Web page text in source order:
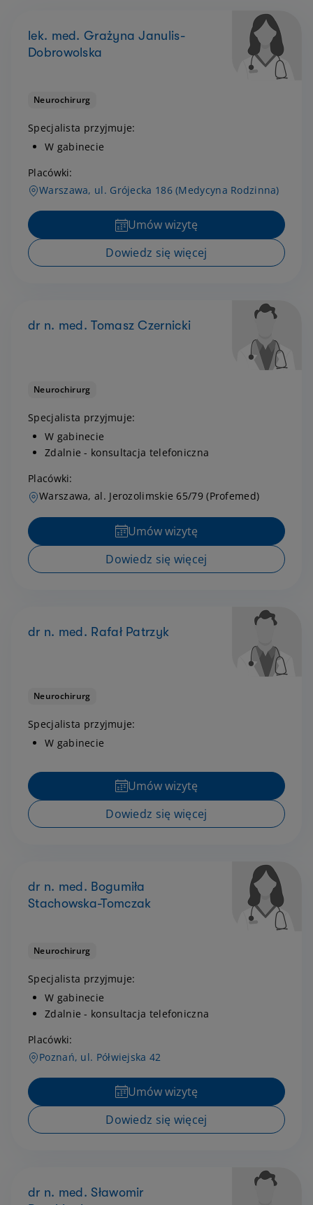
lek. med. Grażyna Janulis-
Dobrowolska
Neurochirurg
Specjalista przyjmuje:
W gabinecie
Placówki:
Warszawa, ul. Grójecka 186 (Medycyna Rodzinna)
Umów wizytę
Dowiedz się więcej
dr n. med. Tomasz Czernicki
Neurochirurg
Specjalista przyjmuje:
W gabinecie
Zdalnie - konsultacja telefoniczna
Placówki:
Warszawa, al. Jerozolimskie 65/79 (Profemed)
Umów wizytę
Dowiedz się więcej
dr n. med. Rafał Patrzyk
Neurochirurg
Specjalista przyjmuje:
W gabinecie
Umów wizytę
Dowiedz się więcej
dr n. med. Bogumiła
Stachowska-Tomczak
Neurochirurg
Specjalista przyjmuje:
W gabinecie
Zdalnie - konsultacja telefoniczna
Placówki:
Poznań, ul. Półwiejska 42
Umów wizytę
Dowiedz się więcej
dr n. med. Sławomir